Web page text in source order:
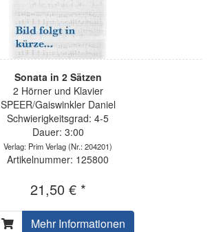
Sonata in 2 Sätzen
2 Hörner und Klavier
SPEER/Gaiswinkler Daniel
Schwierigkeitsgrad: 4-5
Dauer: 3:00
Verlag: Prim Verlag(Nr.: 204201)
Artikelnummer: 125800
21,50 € *
Mehr Informationen